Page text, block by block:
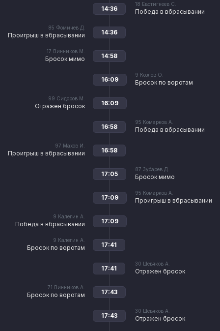
18 Евстигнеев С.
Победа в вбрасывании
14:36
85 Фомичев Д.
Проигрыш в вбрасывании 14:36
17 Винников М.
Бросок мимо 14:58
9 Козлов О.
Бросок по воротам
16:09
99 Сидоров М.
Отражен бросок 16:09
95 Комарков А.
Победа в вбрасывании
16:58
97 Махов И.
Проигрыш в вбрасывании 16:58
87 Зубарев Д.
Бросок мимо
17:05
95 Комарков А.
Проигрыш в вбрасывании
17:09
9 Калегин А.
Победа в вбрасывании 17:09
9 Калегин А.
Бросок по воротам 17:41
30 Шевяков А.
Отражен бросок
17:41
71 Винников А.
Бросок по воротам 17:43
30 Шевяков А.
Отражен бросок
17:43